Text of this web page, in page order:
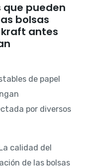
que pueden
bolsas
antes
de papel
por diversos
calidad del
de las bolsas